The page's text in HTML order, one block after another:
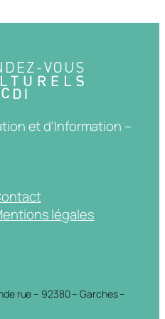
et d'Information –
légales
rue – 92380 – Garches –